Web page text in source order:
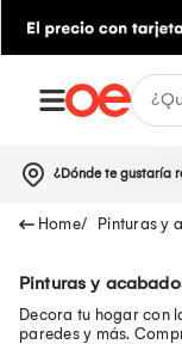
¿Dónde te gustaría
Pinturas y
Pinturas y
Decora tu hogar con
paredes y más.